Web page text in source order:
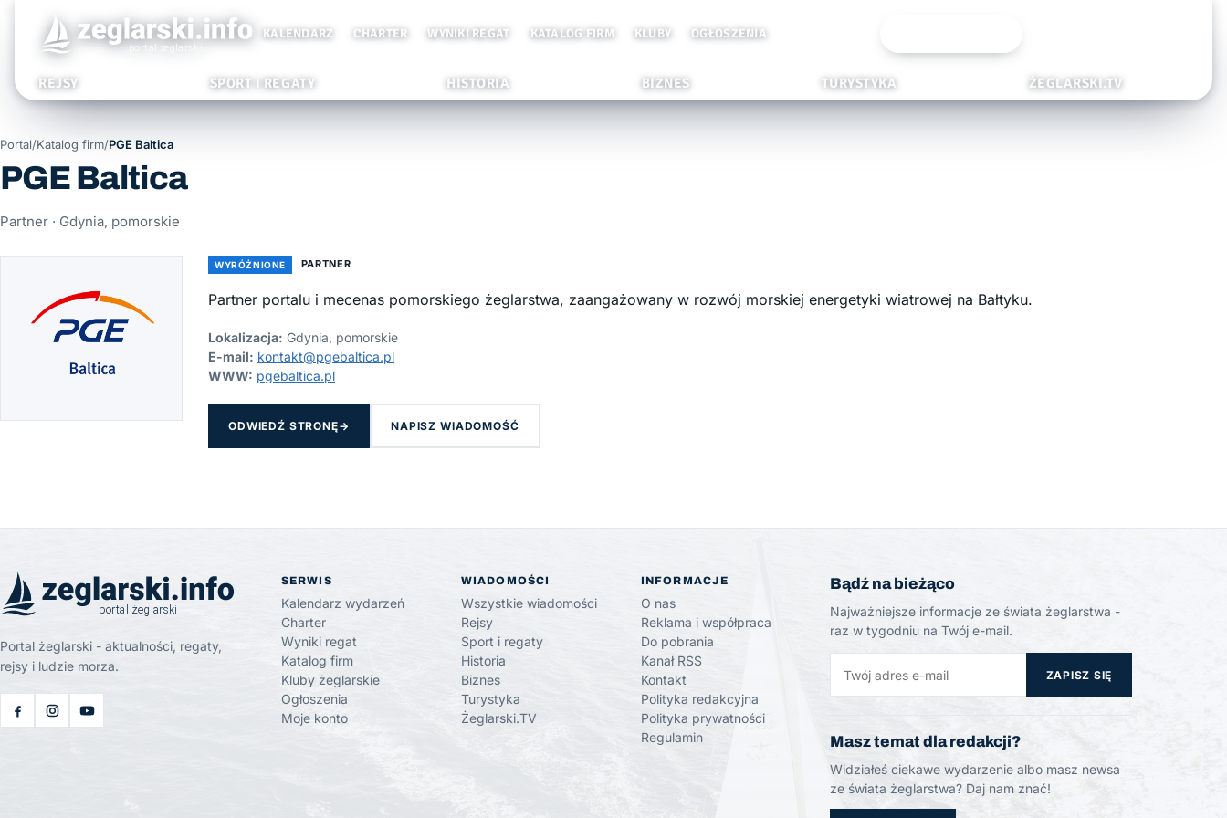
KALENDARZ CHARTER WYNIKI REGAT KATALOG FIRM KLUBY OGŁOSZENIA
REJSY SPORT I REGATY HISTORIA BIZNES TURYSTYKA ŻEGLARSKI.TV
Portal/Katalog firm/PGE Baltica
PGE Baltica
Partner · Gdynia, pomorskie
WYRÓŻNIONE PARTNER
Partner portalu i mecenas pomorskiego żeglarstwa, zaangażowany w rozwój morskiej energetyki wiatrowej na Bałtyku.
Lokalizacja: Gdynia, pomorskie
E-mail: kontakt@pgebaltica.pl
WWW: pgebaltica.pl
ODWIEDŹ STRONĘ→ NAPISZ WIADOMOŚĆ
Portal żeglarski - aktualności, regaty,
rejsy i ludzie morza.
SERWIS
Kalendarz wydarzeń
Charter
Wyniki regat
Katalog firm
Kluby żeglarskie
Ogłoszenia
Moje konto
WIADOMOŚCI
Wszystkie wiadomości
Rejsy
Sport i regaty
Historia
Biznes
Turystyka
Żeglarski.TV
INFORMACJE
O nas
Reklama i współpraca
Do pobrania
Kanał RSS
Kontakt
Polityka redakcyjna
Polityka prywatności
Regulamin
Bądź na bieżąco
Najważniejsze informacje ze świata żeglarstwa -
raz w tygodniu na Twój e-mail.
ZAPISZ SIĘ
Masz temat dla redakcji?
Widziałeś ciekawe wydarzenie albo masz newsa
ze świata żeglarstwa? Daj nam znać!